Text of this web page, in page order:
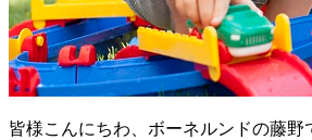
皆様こんにちわ、ボーネルンドの藤野